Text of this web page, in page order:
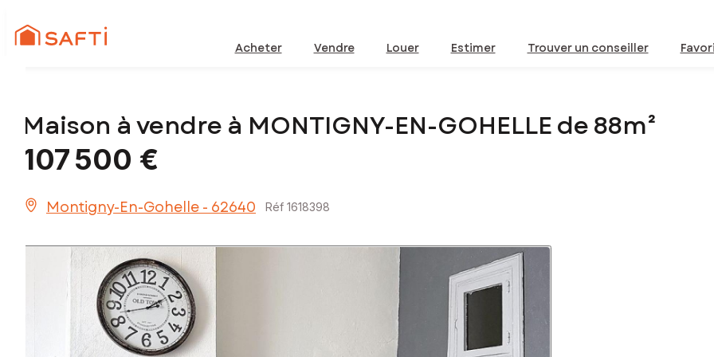
Acheter Vendre Louer Estimer Trouver un conseiller
Maison à vendre à MONTIGNY-EN-GOHELLE de 88m²
107 500 €
Montigny-En-Gohelle - 62640 Réf 1618398